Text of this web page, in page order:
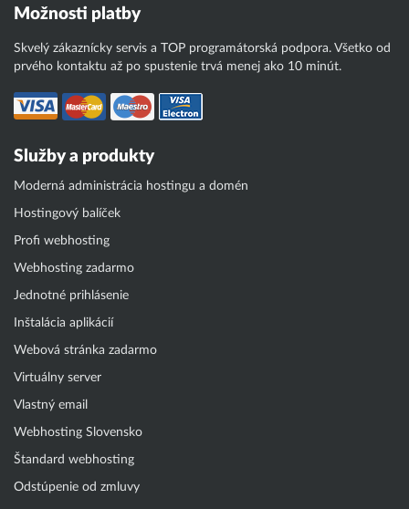
Možnosti platby
Skvelý zákaznícky servis a TOP programátorská podpora. Všetko od
prvého kontaktu až po spustenie trvá menej ako 10 minút.
Služby a produkty
Moderná administrácia hostingu a domén
Hostingový balíček
Profi webhosting
Webhosting zadarmo
Jednotné prihlásenie
Inštalácia aplikácií
Webová stránka zadarmo
Virtuálny server
Vlastný email
Webhosting Slovensko
Štandard webhosting
Odstúpenie od zmluvy